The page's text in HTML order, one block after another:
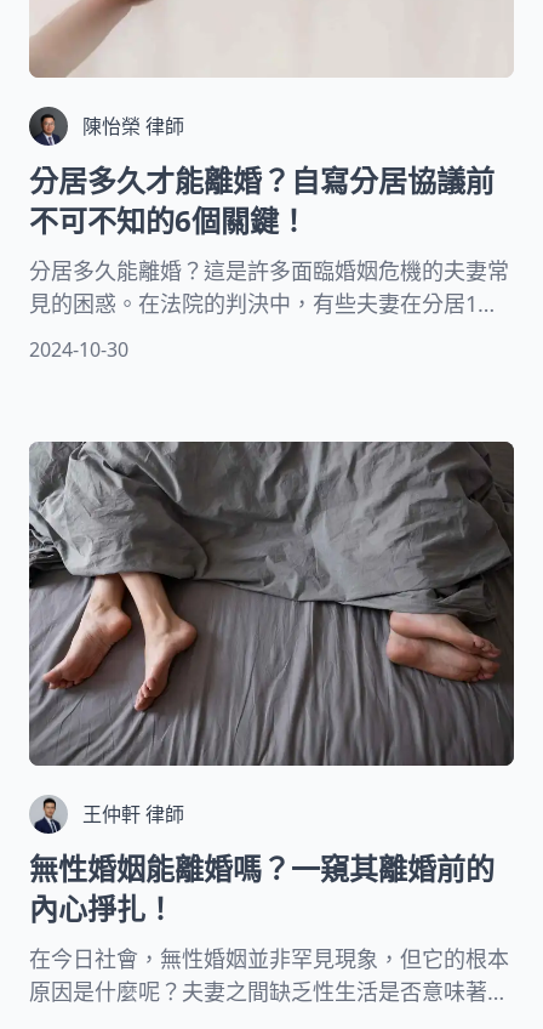
陳怡榮 律師
分居多久才能離婚？自寫分居協議前
不可不知的6個關鍵！
分居多久能離婚？這是許多面臨婚姻危機的夫妻常
見的困惑。在法院的判決中，有些夫妻在分居1
年、3年，甚至有些僅分居6個月便獲准離婚的案
的法律合約，透過本文，您將能更清楚了解分居離
婚的相關法律知識。
2024-10-30
王仲軒 律師
無性婚姻能離婚嗎？一窺其離婚前的
內心掙扎！
在今日社會，無性婚姻並非罕見現象，但它的根本
原因是什麼呢？夫妻之間缺乏性生活是否意味著關